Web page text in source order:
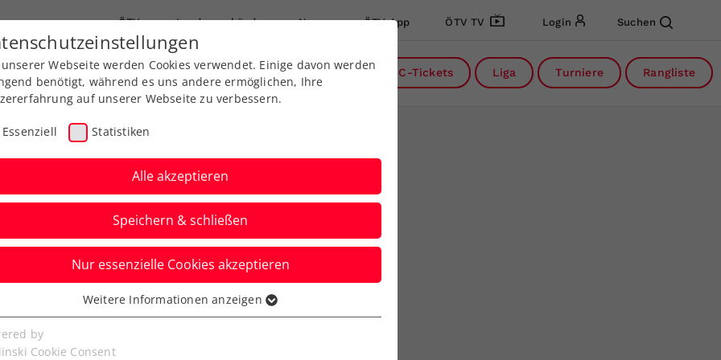
ÖTV Landesverbände News ÖTV App ÖTV TV Login Suchen
Ausbildung Services Über uns DC-Tickets Liga Turniere Rangliste
auf – Freediver
Fifteen Seconds
Webseite werden Cookies verwendet. Einige davon werden
benötigt, während es uns andere ermöglichen, Ihre
auf unserer Webseite zu verbessern.
Essenziell Statistiken
Alle akzeptieren
Speichern & schließen
Nur essenzielle Cookies akzeptieren
Cookies werden für grundlegende Funktionen der
benötigt. Dadurch ist gewährleistet, dass die Webseite
Weitere Informationen anzeigen
by
Cookie Consent